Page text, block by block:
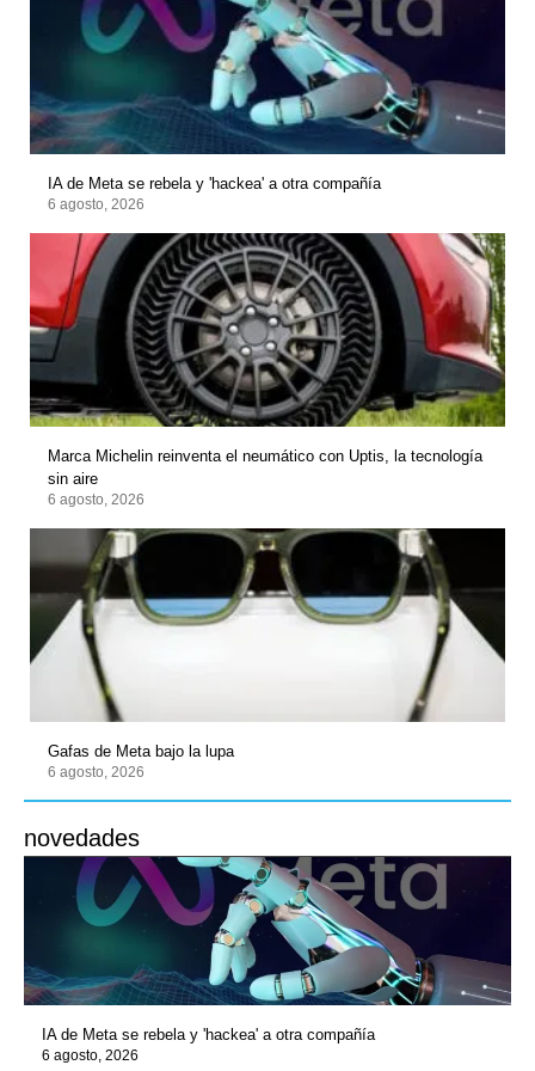
IA de Meta se rebela y 'hackea' a otra compañía
6 agosto, 2026
Marca Michelin reinventa el neumático con Uptis, la tecnología
sin aire
6 agosto, 2026
Gafas de Meta bajo la lupa
6 agosto, 2026
novedades
IA de Meta se rebela y 'hackea' a otra compañía
6 agosto, 2026